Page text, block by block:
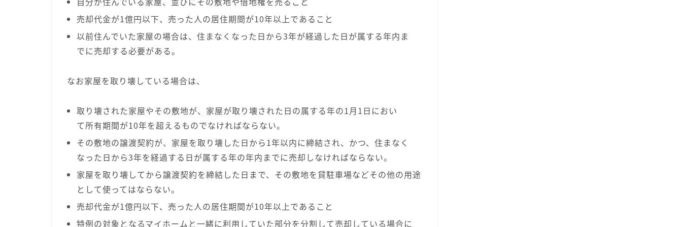
売却代金が1億円以下、売った人の居住期間が10年以上であること
以前住んでいた家屋の場合は、住まなくなった日から3年が経過した日が属する年内ま
でに売却する必要がある。
なお家屋を取り壊している場合は、
取り壊された家屋やその敷地が、家屋が取り壊された日の属する年の1月1日におい
て所有期間が10年を超えるものでなければならない。
その敷地の譲渡契約が、家屋を取り壊した日から1年以内に締結され、かつ、住まなく
なった日から3年を経過する日が属する年の年内までに売却しなければならない。
家屋を取り壊してから譲渡契約を締結した日まで、その敷地を貸駐車場などその他の用途
として使ってはならない。
売却代金が1億円以下、売った人の居住期間が10年以上であること
特例の対象となるマイホームと一緒に利用していた部分を分割して売却している場合に